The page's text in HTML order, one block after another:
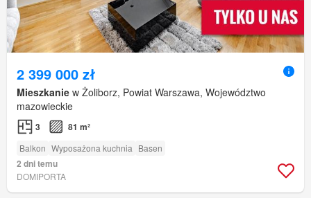
2 399 000 zł
Mieszkanie w Żoliborz, Powiat Warszawa, Województwo
mazowieckie
3 81 m²
Balkon Wyposażona kuchnia Basen
2 dni temu
DOMIPORTA